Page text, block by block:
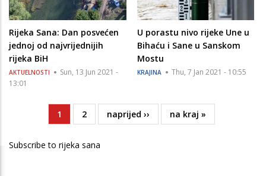
Rijeka Sana: Dan posvećen
jednoj od najvrijednijih
rijeka BiH
AKTUELNOSTI
Sun, 13 Jun 2021 -
13:01
U porastu nivo rijeke Une u
Bihaću i Sane u Sanskom
Mostu
KRAJINA Thu, 7 Jan 2021 - 10:55
PaginationCurrent
page
1 Page
2
Next
page
naprijed ››
Last
page
na kraj »
Subscribe to rijeka sana